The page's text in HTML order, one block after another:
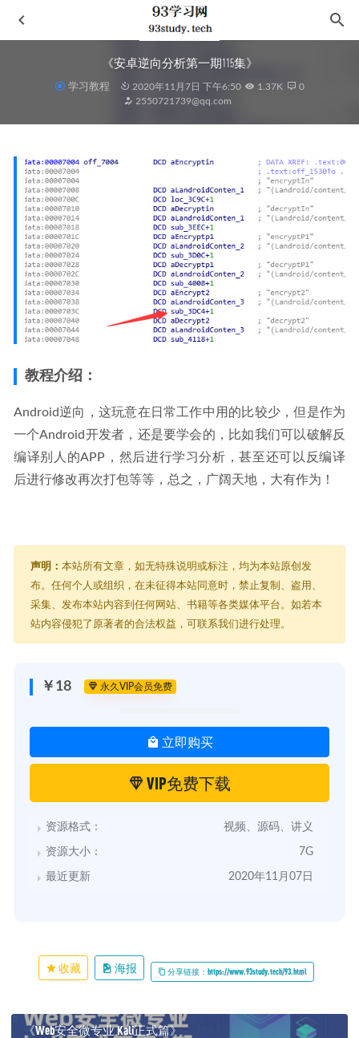
《安卓逆向分析第一期115集》
学习教程 2020年11月7日 下午6:50 1.37K
0
2550721739@qq.com
教程介绍：
Android逆向，这玩意在日常工作中用的比较少，但是作为
一个Android开发者，还是要学会的，比如我们可以破解反
编译别人的APP，然后进行学习分析，甚至还可以反编译
后进行修改再次打包等等，总之，广阔天地，大有作为！
声明： 本站所有文章，如无特殊说明或标注，均为本站原创发
布。任何个人或组织，在未征得本站同意时，禁止复制、盗用、
采集、发布本站内容到任何网站、书籍等各类媒体平台。如若本
站内容侵犯了原著者的合法权益，可联系我们进行处理。
￥18 永久VIP会员免费
立即购买
VIP免费下载
资源格式： 视频、源码、讲义
资源大小： 7G
最近更新 2020年11月07日
收藏 海报 分享链接：https://www.93study.tech/93.html
《Web安全微专业 Kali正式篇》
西南联大英文课 2021-06-14
邓小平文选(二) 2020-12-01
心理抚养
《Maze Runner Series Complete Collection (Maze Runner)》,The –
James Dashner 原版英文小说《 移动迷宫 》
2020-11-30
历史的温度5 2021-03-02